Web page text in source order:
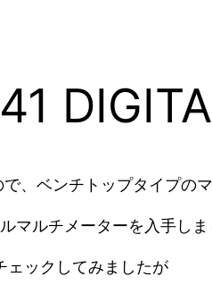
、ベンチトップタイプの
マルチメーターを入手しま
ェックしてみましたが